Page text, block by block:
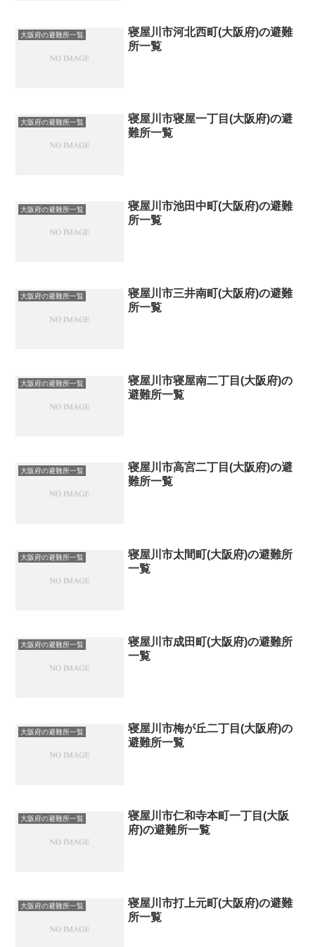
大阪府の避難所一覧
寝屋川市河北西町(大阪府)の避難
所一覧
大阪府の避難所一覧
寝屋川市寝屋一丁目(大阪府)の避
難所一覧
大阪府の避難所一覧
寝屋川市池田中町(大阪府)の避難
所一覧
大阪府の避難所一覧
寝屋川市三井南町(大阪府)の避難
所一覧
大阪府の避難所一覧
寝屋川市寝屋南二丁目(大阪府)の
避難所一覧
大阪府の避難所一覧
寝屋川市高宮二丁目(大阪府)の避
難所一覧
大阪府の避難所一覧
寝屋川市太間町(大阪府)の避難所
一覧
大阪府の避難所一覧
寝屋川市成田町(大阪府)の避難所
一覧
大阪府の避難所一覧
寝屋川市梅が丘二丁目(大阪府)の
避難所一覧
大阪府の避難所一覧
寝屋川市仁和寺本町一丁目(大阪
府)の避難所一覧
大阪府の避難所一覧
寝屋川市打上元町(大阪府)の避難
所一覧